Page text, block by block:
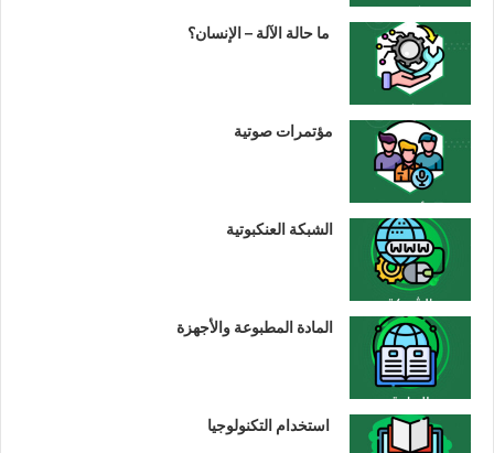
ما حالة الآلة – الإنسان؟
مؤتمرات صوتية
الشبكة العنكبوتية
المادة المطبوعة والأجهزة
استخدام التكنولوجيا